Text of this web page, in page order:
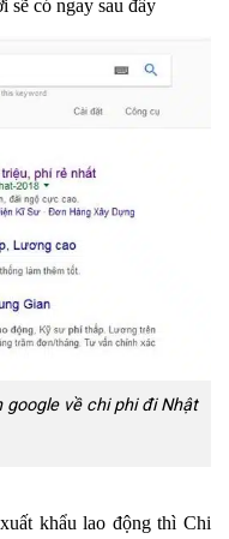
sẽ có ngay sau đây
về chi phi đi Nhật
khẩu lao động thì Chi